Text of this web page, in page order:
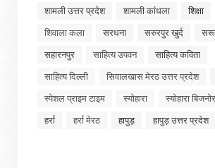
शामली उत्तर प्रदेश
शामली कांधला
शिक्षा
शिवाला कला
सरधना सरुरपुर खुर्द
सहारनपुर
साहित्य उपवन
साहित्य कविता
साहित्य दिल्ली
सिवालखास मेरठ उत्तर प्रदेश
स्पेशल प्राइम टाइम
स्योहारा स्योहारा बिजनोर
हर्रा
हर्रा मेरठ हापुड़ हापुड़ उत्तर प्रदेश